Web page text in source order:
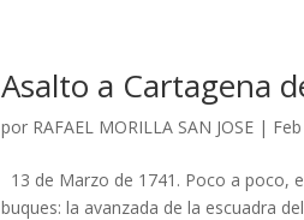
Asalto a Cartagena
por RAFAEL MORILLA SAN JOSE |
13 de Marzo de 1741. Poco a poco,
buques: la avanzada de la escuadra